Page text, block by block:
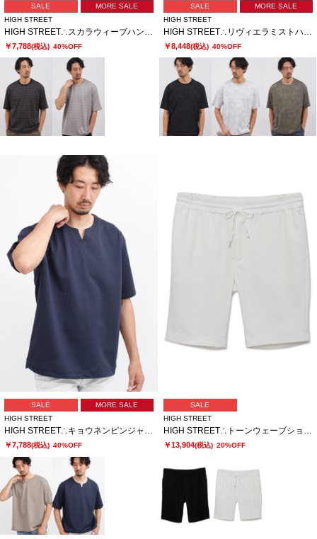
SALE
MORE SALE
HIGH STREET
HIGH STREET∴スカラウィーブハンソデBigクルーネック
￥7,788(税込) 40%OFF
SALE
MORE SALE
HIGH STREET
HIGH STREET∴リヴィエラミストハンソデBigクルーネック
￥8,448(税込) 40%OFF
SALE
MORE SALE
HIGH STREET
HIGH STREET∴キョウネンピンジャージハンソデBigキーネック
￥7,788(税込) 40%OFF
SALE
HIGH STREET
HIGH STREET∴トーンウェーブショーツ
￥13,904(税込) 20%OFF